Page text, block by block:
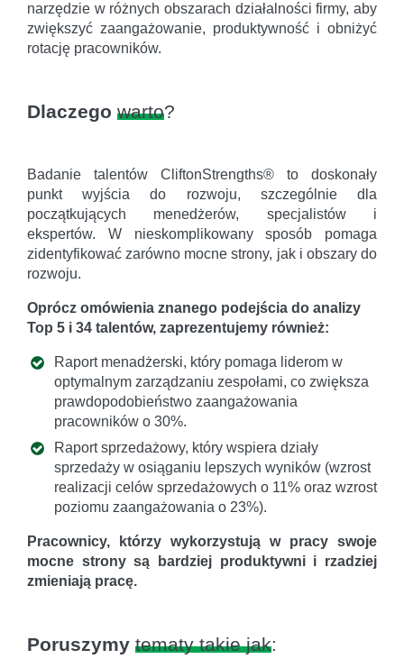
narzędzie w różnych obszarach działalności firmy, aby
zwiększyć zaangażowanie, produktywność i obniżyć
rotację pracowników.
Dlaczego warto?
Badanie talentów CliftonStrengths® to doskonały
punkt wyjścia do rozwoju, szczególnie dla
początkujących menedżerów, specjalistów i
ekspertów. W nieskomplikowany sposób pomaga
zidentyfikować zarówno mocne strony, jak i obszary do
rozwoju.
Oprócz omówienia znanego podejścia do analizy
Top 5 i 34 talentów, zaprezentujemy również:
Raport menadżerski, który pomaga liderom w
optymalnym zarządzaniu zespołami, co zwiększa
prawdopodobieństwo zaangażowania
pracowników o 30%.
Raport sprzedażowy, który wspiera działy
sprzedaży w osiąganiu lepszych wyników (wzrost
realizacji celów sprzedażowych o 11% oraz wzrost
poziomu zaangażowania o 23%).
Pracownicy, którzy wykorzystują w pracy swoje
mocne strony są bardziej produktywni i rzadziej
zmieniają pracę.
Poruszymy tematy takie jak: